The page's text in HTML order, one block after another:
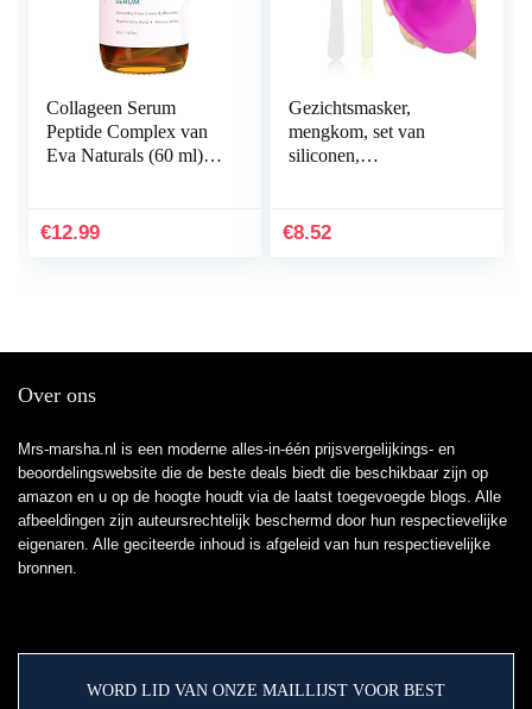
Collageen Serum
Peptide Complex van
Eva Naturals (60 ml) –
Antiveroudering
€12.99
Gezichtsmasker,
mengkom, set van
siliconen,
spatel, kleimasker…
€8.52
Over ons
Mrs-marsha.nl is een moderne alles-in-één prijsvergelijkings- en
beoordelingswebsite die de beste deals biedt die beschikbaar zijn op
amazon en u op de hoogte houdt via de laatst toegevoegde blogs. Alle
afbeeldingen zijn auteursrechtelijk beschermd door hun respectievelijke
eigenaren. Alle geciteerde inhoud is afgeleid van hun respectievelijke
bronnen.
WORD LID VAN ONZE MAILLIJST VOOR BEST